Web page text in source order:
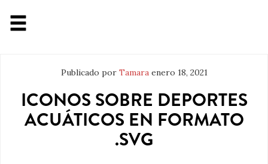
Publicado por Tamara enero 18, 2021
ICONOS SOBRE DEPORTES
ACUÁTICOS EN FORMATO
.SVG